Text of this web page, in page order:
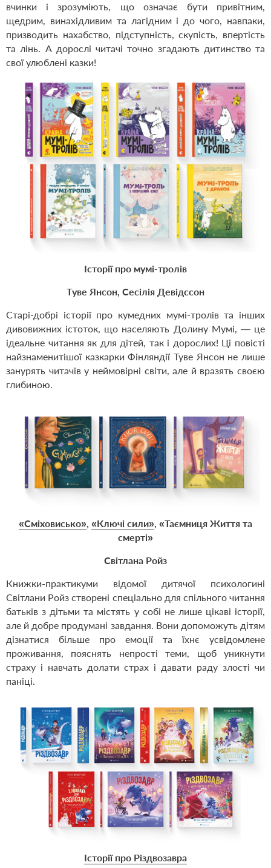
вчинки і зрозуміють, що означає бути привітним,
щедрим, винахідливим та лагідним і до чого, навпаки,
призводить нахабство, підступність, скупість, впертість
та лінь. А дорослі читачі точно згадають дитинство та
свої улюблені казки!
Історії про мумі-тролів
Туве Янсон, Сесілія Девідссон
Старі-добрі історії про кумедних мумі-тролів та інших
дивовижних істоток, що населяють Долину Мумі, — це
ідеальне читання як для дітей, так і дорослих! Ці повісті
найзнаменитішої казкарки Фінляндії Туве Янсон не лише
занурять читачів у неймовірні світи, але й вразять своєю
глибиною.
«Сміховисько» «Ключі сили» «Таємниця Життя та
смерті»
Світлана Ройз
Книжки-практикуми відомої дитячої психологині
Світлани Ройз створені спеціально для спільного читання
батьків з дітьми та містять у собі не лише цікаві історії,
але й добре продумані завдання. Вони допоможуть дітям
дізнатися більше про емоції та їхнє усвідомлене
проживання, пояснять непрості теми, щоб уникнути
страху і навчать долати страх і давати раду злості чи
паніці.
Історії про Різдвозавра